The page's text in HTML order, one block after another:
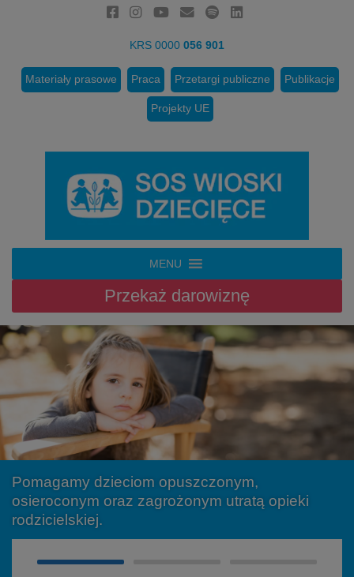
KRS 0000 056 901
Materiały prasowe Praca Przetargi publiczne Publikacje
Projekty UE
MENU
Przekaż darowiznę
Pomagamy dzieciom opuszczonym,
osieroconym oraz zagrożonym utratą opieki
rodzicielskiej.